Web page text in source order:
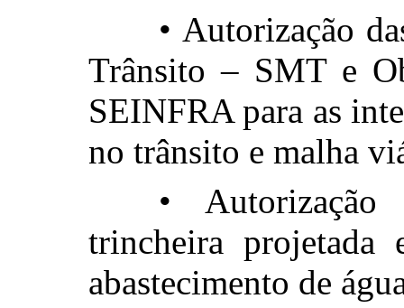
• Autorização
Trânsito – SMT e
SEINFRA para as
no trânsito e malha
•
trincheira projetada
abastecimento de